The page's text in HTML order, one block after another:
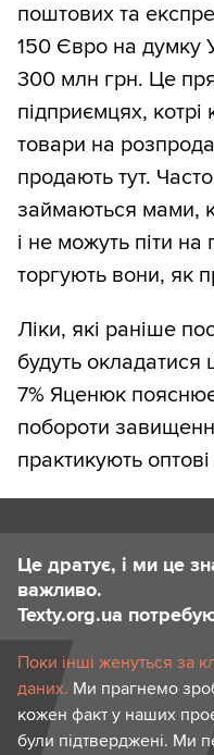
поштових та
150 Євро на думку
300 млн грн. Це
підприємцях, котрі
товари на
продають тут.
займаються мами,
і не можуть піти на
торгують вони, як
Ліки, які раніше
будуть окладатися
7% Яценюк
побороти
практикують
Це дратує, і ми це
важливо.
Texty.org.ua
Поки інші женуться за
даних. Ми прагнемо
кожен факт у наших
були підтверджені. Ми